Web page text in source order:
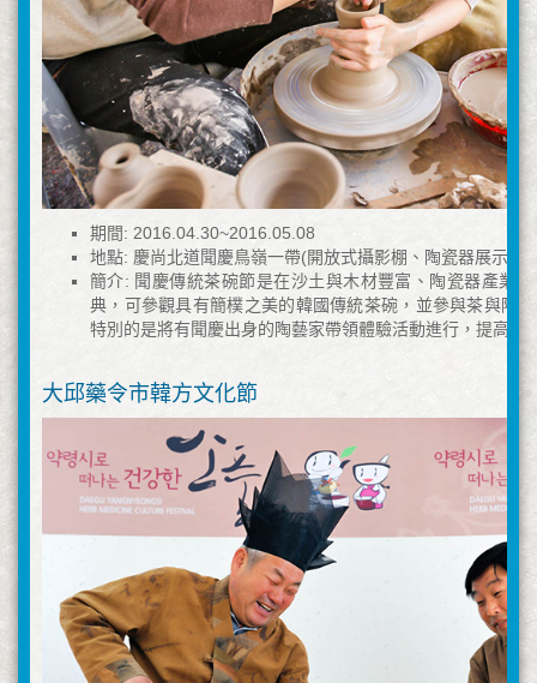
期間: 2016.04.30~2016.05.08
地點: 慶尚北道聞慶鳥嶺一帶(開放式攝影棚、陶瓷器展示館)
簡介: 聞慶傳統茶碗節是在沙土與木材豐富、陶瓷器產業
典，可參觀具有簡樸之美的韓國傳統茶碗，並參與茶與陶
特別的是將有聞慶出身的陶藝家帶領體驗活動進行，提高慶
大邱藥令市韓方文化節